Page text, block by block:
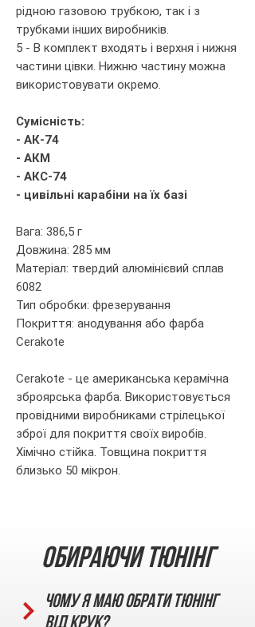
рідною газовою трубкою, так і з
трубками інших виробників.
5 - В комплект входять і верхня і нижня
частини цівки. Нижню частину можна
використовувати окремо.
Сумісність:
- АК-74
- АКМ
- АКС-74
- цивільні карабіни на їх базі
Вага: 386,5 г
Довжина: 285 мм
Матеріал: твердий алюмінієвий сплав
6082
Тип обробки: фрезерування
Покриття: анодування або фарба
Cerakote
Cerakote - це американська керамічна
зброярська фарба. Використовується
провідними виробниками стрілецької
зброї для покриття своїх виробів.
Хімічно стійка. Товщина покриття
близько 50 мікрон.
Обираючи тюнінг
Чому я маю обрати тюнінг
від КРУК?